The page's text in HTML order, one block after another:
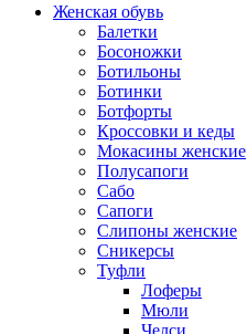
Женская обувь
Балетки
Босоножки
Ботильоны
Ботинки
Ботфорты
Кроссовки и кеды
Мокасины женские
Полусапоги
Сабо
Сапоги
Слипоны женские
Сникерсы
Туфли
Лоферы
Мюли
Челси